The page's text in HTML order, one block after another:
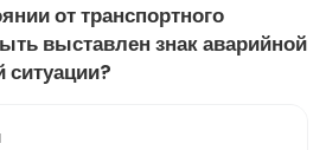
от транспортного
выставлен знак аварийной
ситуации?